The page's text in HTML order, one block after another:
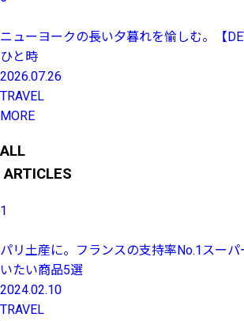
ニューヨークの長い夕暮れを愉しむ。【
ひと時
2026.07.26
TRAVEL
MORE
ALL
ARTICLES
1
パリ土産に。フランスの支持率No.1スー
いたい商品5選
2024.02.10
TRAVEL